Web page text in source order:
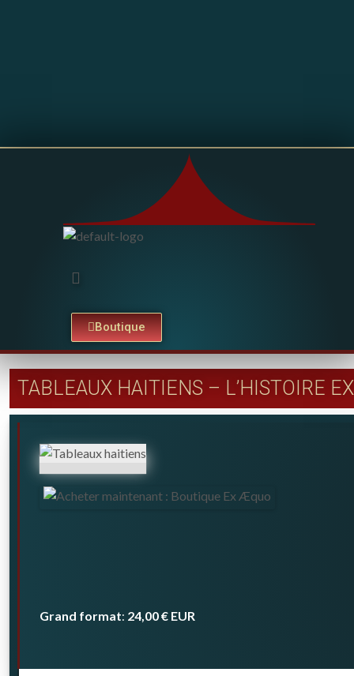
Boutique
TABLEAUX HAITIENS – L’HISTOIRE
Grand format: 24,00 € EUR